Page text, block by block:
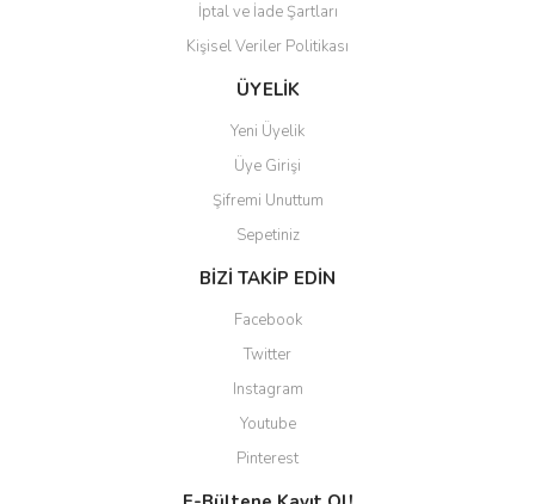
İptal ve İade Şartları
Kişisel Veriler Politikası
ÜYELİK
Yeni Üyelik
Üye Girişi
Şifremi Unuttum
Sepetiniz
BİZİ TAKİP EDİN
Facebook
Twitter
Instagram
Youtube
Pinterest